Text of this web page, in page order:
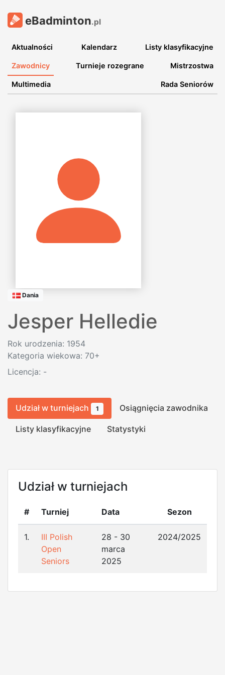
eBadminton.pl
Aktualności Kalendarz Listy klasyfikacyjne
Zawodnicy Turnieje rozegrane Mistrzostwa
Multimedia Rada Seniorów
Dania
Jesper Helledie
Rok urodzenia: 1954
Kategoria wiekowa: 70+
Licencja: -
Udział w turniejach 1 Osiągnięcia zawodnika
Listy klasyfikacyjne Statystyki
Udział w turniejach
# Turniej Data Sezon
1.
III Polish
Open
Seniors
28 - 30
marca
2025
2024/2025